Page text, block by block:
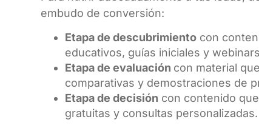
embudo de conversión:
Etapa de descubrimiento con
educativos, guías iniciales y
Etapa de evaluación con material
comparativas y demostraciones de
Etapa de decisión con contenido
gratuitas y consultas personalizadas.